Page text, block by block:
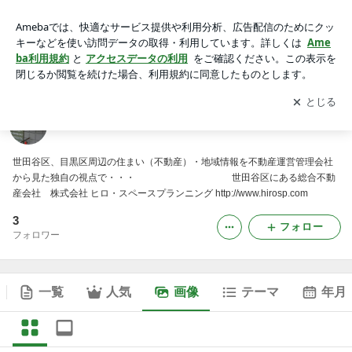
アプリをダウンロードして ブログの更新通知
を受け取りまし
ょう。
開く
世田谷区、目黒区周辺の住まい（不動産）・地域情報を不動産運営管理会社
から見た独自の視点で・・・ 世田谷区にある総合不動
産会社 株式会社 ヒロ・スペースプランニング http://www.hirosp.com
3
フォロワー
フォロー
一覧 人気 画像 テーマ 年月